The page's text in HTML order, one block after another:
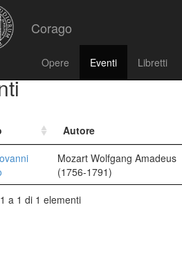
Corago
Opere Eventi Libretti
Autore
Mozart Wolfgang Amadeus
(1756-1791)
a 1 di 1 elementi